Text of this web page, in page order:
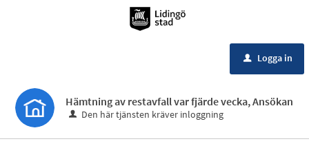
u Logga in
Hämtning av restavfall var fjärde vecka, Ansökan
Den här tjänsten kräver inloggning